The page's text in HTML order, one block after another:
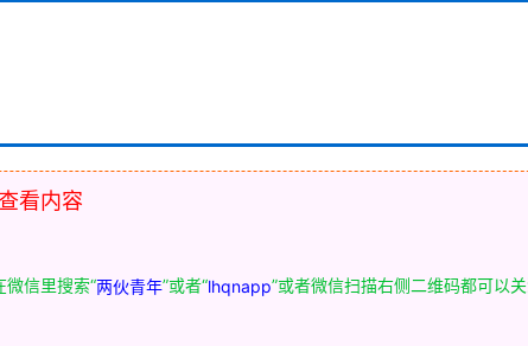
看内容
微信里搜索“两伙青年”或者“lhqnapp”或者微信扫描右侧二维码都可以